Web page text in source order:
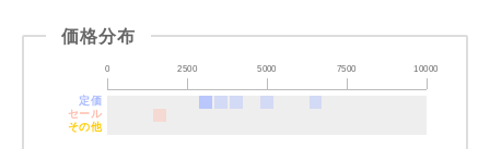
価格分布
0 2500 5000 7500 10000
定価
セール
その他